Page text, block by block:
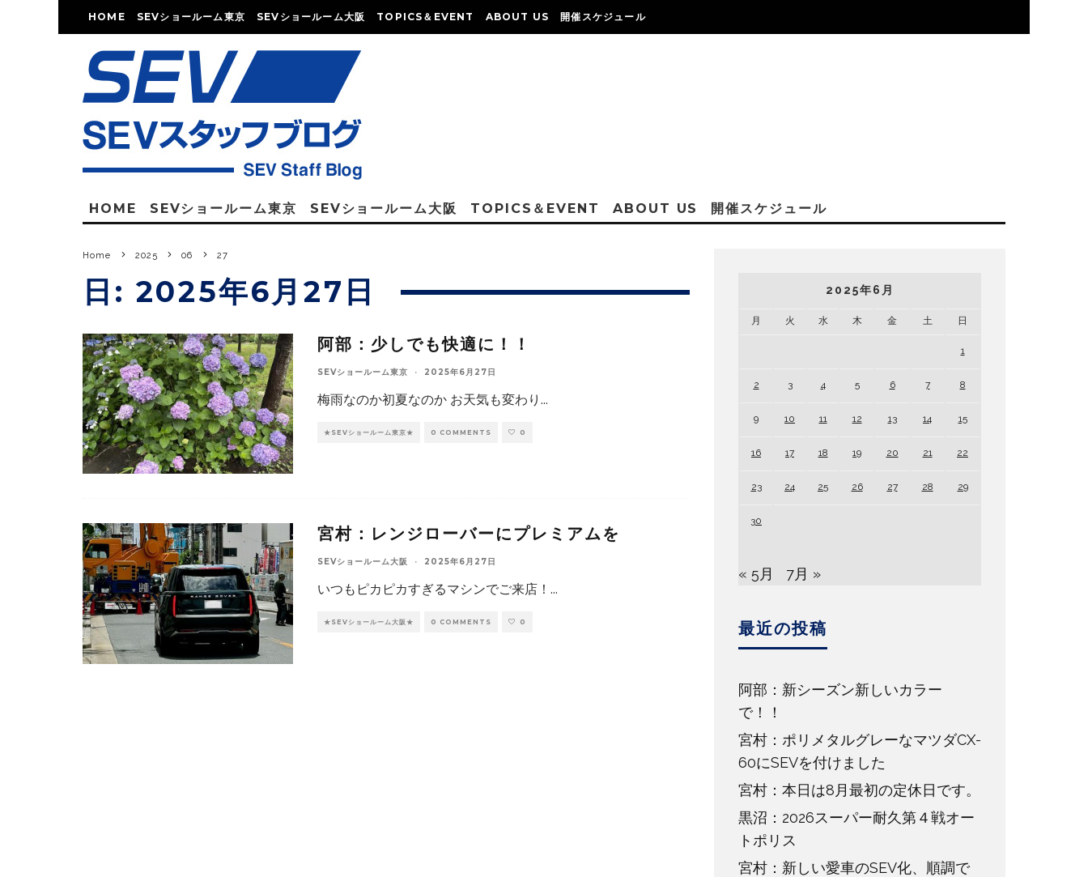
HOME SEVショールーム東京 SEVショールーム大阪 TOPICS＆EVENT ABOUT US 開催スケジュール
HOME SEVショールーム東京 SEVショールーム大阪 TOPICS＆EVENT ABOUT US 開催スケジュール
Home 2025 06 27
日: 2025年6月27日
阿部：少しでも快適に！！
SEVショールーム東京 · 2025年6月27日
梅雨なのか初夏なのか お天気も変わり ...
★SEVショールーム東京★ 0 COMMENTS 0
宮村：レンジローバーにプレミアムを
SEVショールーム大阪 · 2025年6月27日
いつもピカピカすぎるマシンでご来店！ ...
★SEVショールーム大阪★ 0 COMMENTS 0
2025年6月
月 火 水 木 金 土 日
1
2 3 4 5 6 7 8
9 10 11 12 13 14 15
16 17 18 19 20 21 22
23 24 25 26 27 28 29
30
« 5月 7月 »
最近の投稿
阿部：新シーズン新しいカラー
で！！
宮村：ポリメタルグレーなマツダCX-
60にSEVを付けました
宮村：本日は8月最初の定休日です。
黒沼：2026スーパー耐久第４戦オー
トポリス
宮村：新しい愛車のSEV化、順調で